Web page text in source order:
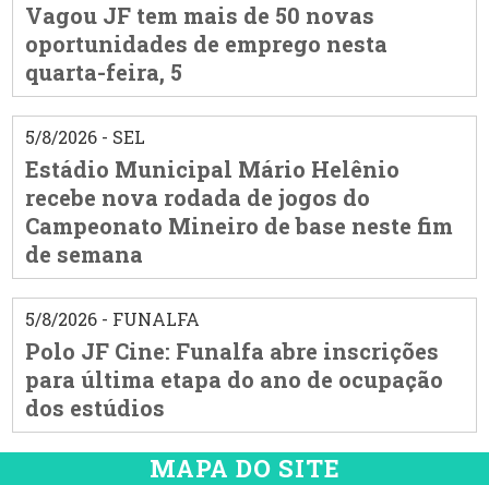
Vagou JF tem mais de 50 novas
oportunidades de emprego nesta
quarta-feira, 5
5/8/2026 - SEL
Estádio Municipal Mário Helênio
recebe nova rodada de jogos do
Campeonato Mineiro de base neste fim
de semana
5/8/2026 - FUNALFA
Polo JF Cine: Funalfa abre inscrições
para última etapa do ano de ocupação
dos estúdios
MAPA DO SITE